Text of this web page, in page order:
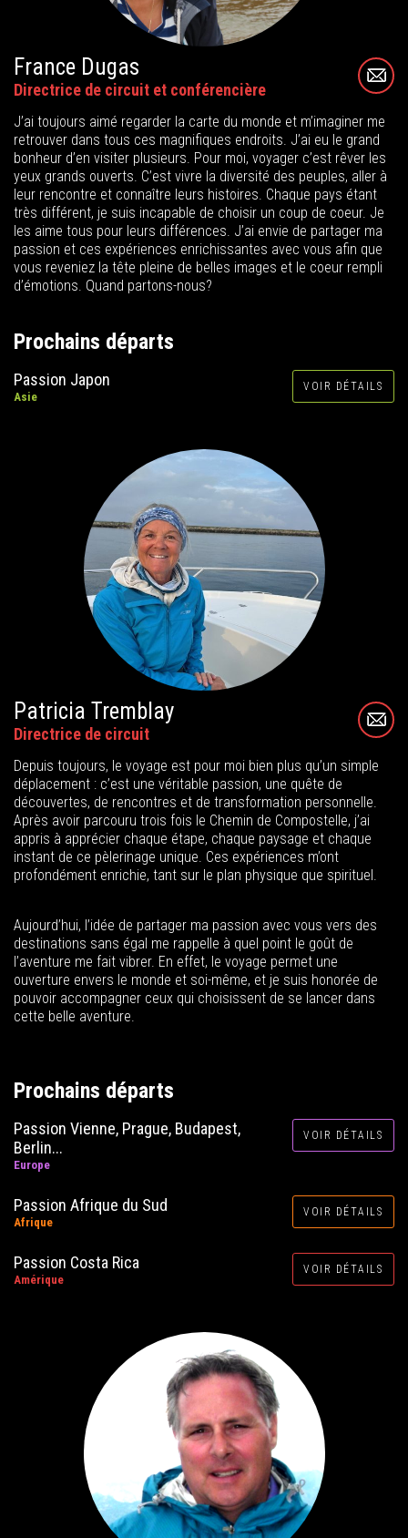
France Dugas
Directrice de circuit et conférencière
J’ai toujours aimé regarder la carte du monde et m’imaginer me
retrouver dans tous ces magnifiques endroits. J’ai eu le grand
bonheur d’en visiter plusieurs. Pour moi, voyager c’est rêver les
yeux grands ouverts. C’est vivre la diversité des peuples, aller à
leur rencontre et connaître leurs histoires. Chaque pays étant
très différent, je suis incapable de choisir un coup de coeur. Je
les aime tous pour leurs différences. J’ai envie de partager ma
passion et ces expériences enrichissantes avec vous afin que
vous reveniez la tête pleine de belles images et le coeur rempli
d’émotions. Quand partons-nous?
Prochains départs
Passion Japon
Asie
VOIR DÉTAILS
Patricia Tremblay
Directrice de circuit
Depuis toujours, le voyage est pour moi bien plus qu’un simple
déplacement : c’est une véritable passion, une quête de
découvertes, de rencontres et de transformation personnelle.
Après avoir parcouru trois fois le Chemin de Compostelle, j’ai
appris à apprécier chaque étape, chaque paysage et chaque
instant de ce pèlerinage unique. Ces expériences m’ont
profondément enrichie, tant sur le plan physique que spirituel.
Aujourd’hui, l’idée de partager ma passion avec vous vers des
destinations sans égal me rappelle à quel point le goût de
l’aventure me fait vibrer. En effet, le voyage permet une
ouverture envers le monde et soi-même, et je suis honorée de
pouvoir accompagner ceux qui choisissent de se lancer dans
cette belle aventure.
Prochains départs
Passion Vienne, Prague, Budapest,
Berlin...
Europe
VOIR DÉTAILS
Passion Afrique du Sud
Afrique
VOIR DÉTAILS
Passion Costa Rica
Amérique
VOIR DÉTAILS